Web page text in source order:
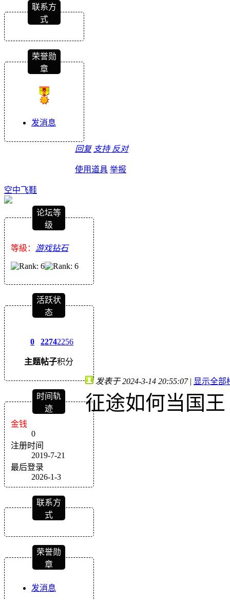
联系方
式
荣誉勋
章
发消息
回复 支持 反对
使用道具 举报
空中飞鞋
论坛等
级
等級： 游戏钻石
活跃状
态
0
主题
2274
帖子
2256
积分
时间轨
迹
金钱
0
注册时间
2019-7-21
最后登录
2026-1-3
联系方
式
荣誉勋
章
发消息
发表于 2024-3-14 20:55:07 | 显示全部
征途如何当国王